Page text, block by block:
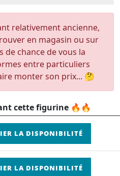
relativement ancienne,
en magasin ou sur
de chance de vous la
entre particuliers
monter son prix... 🤔
cette figurine 🔥🔥
LA DISPONIBILITÉ
LA DISPONIBILITÉ